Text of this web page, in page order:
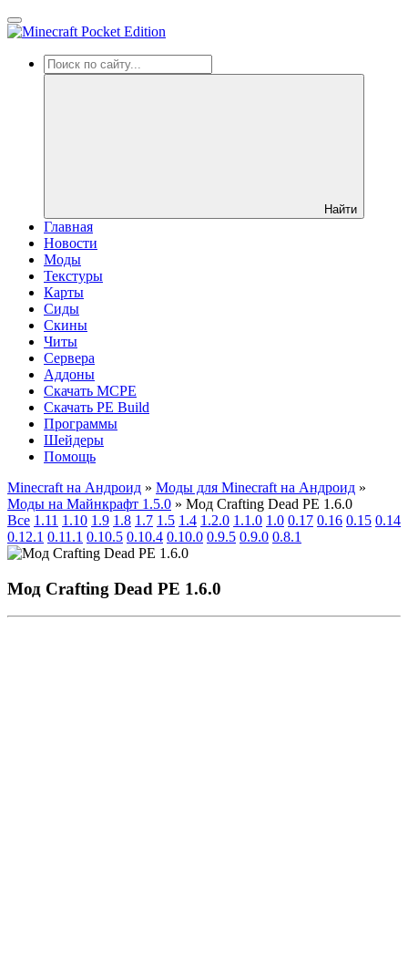
Найти
Главная
Новости
Моды
Текстуры
Карты
Сиды
Cкины
Читы
Сервера
Аддоны
Скачать MCPE
Скачать PE Build
Программы
Шейдеры
Помощь
Minecraft на Андроид » Моды для Minecraft на Андроид »
Моды на Майнкрафт 1.5.0 » Мод Crafting Dead PE 1.6.0
Все 1.11 1.10 1.9 1.8 1.7 1.5 1.4 1.2.0 1.1.0 1.0 0.17 0.16 0.15 0.14
0.12.1 0.11.1 0.10.5 0.10.4 0.10.0 0.9.5 0.9.0 0.8.1
Мод Crafting Dead PE 1.6.0